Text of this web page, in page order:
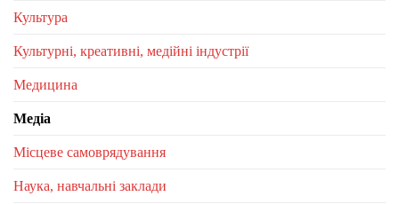
Культура
Культурні, креативні, медійні індустрії
Медицина
Медіа
Місцеве самоврядування
Наука, навчальні заклади